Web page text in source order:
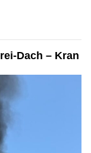
Dach – Kran